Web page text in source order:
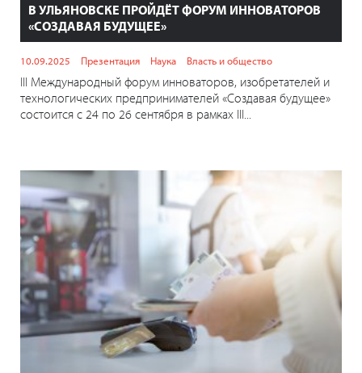
В УЛЬЯНОВСКЕ ПРОЙДЁТ ФОРУМ ИННОВАТОРОВ
«СОЗДАВАЯ БУДУЩЕЕ»
10.09.2025 Презентация Наука Власть и общество
III Международный форум инноваторов, изобретателей и
технологических предпринимателей «Создавая будущее»
состоится с 24 по 26 сентября в рамках III...